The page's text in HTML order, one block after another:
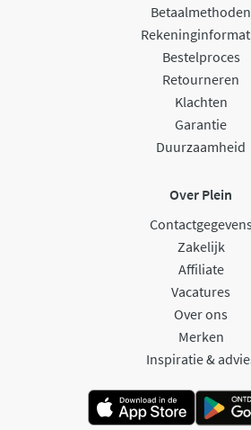
Betaalmethoden
Bestelproces
Retourneren
Klachten
Garantie
Duurzaamheid
Over Plein
Zakelijk
Affiliate
Vacatures
Over ons
Merken
Inspiratie &